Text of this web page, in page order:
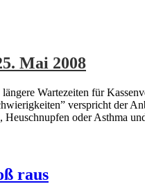
Mai 2008
Wartezeiten für
verspricht der
oder Asthma
raus